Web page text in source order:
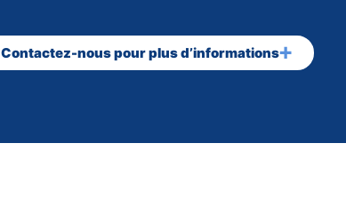
Contactez-nous pour plus d’informations